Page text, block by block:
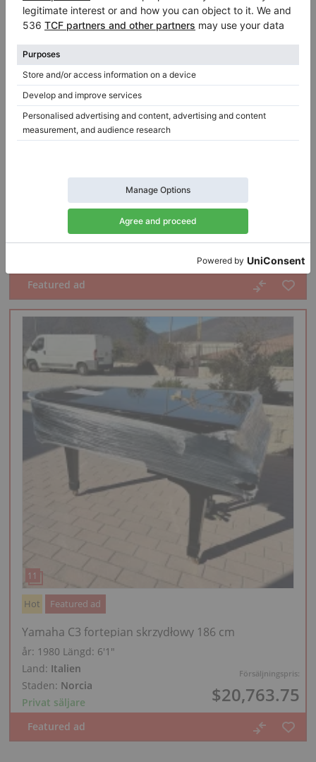
Försäljningspris:
$11,939.16
Yamaha GB1 SG2 – kompakt Silent-flygel i utmärkt
Längd:4′11″
Staden:Bonn
Försäljningspris:
$20,763.75
Hot Featured ad
Yamaha C3 fortepian skrzydłowy 186 cm
år: 1980 Längd: 6′1″
Land: Italien
Staden: Norcia
Privat säljare